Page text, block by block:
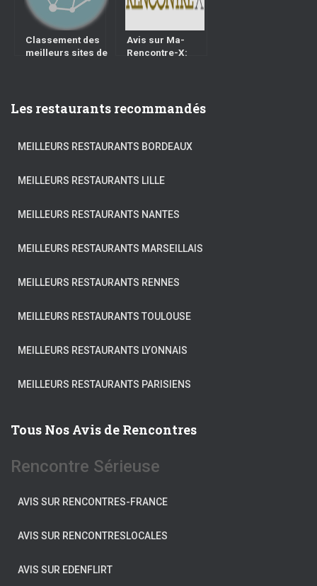
Classement des
meilleurs sites de
Avis sur Ma-
Rencontre-X:
Les restaurants recommandés
MEILLEURS RESTAURANTS BORDEAUX
MEILLEURS RESTAURANTS LILLE
MEILLEURS RESTAURANTS NANTES
MEILLEURS RESTAURANTS MARSEILLAIS
MEILLEURS RESTAURANTS RENNES
MEILLEURS RESTAURANTS TOULOUSE
MEILLEURS RESTAURANTS LYONNAIS
MEILLEURS RESTAURANTS PARISIENS
Tous Nos Avis de Rencontres
Rencontre Sérieuse
AVIS SUR RENCONTRES-FRANCE
AVIS SUR RENCONTRESLOCALES
AVIS SUR EDENFLIRT